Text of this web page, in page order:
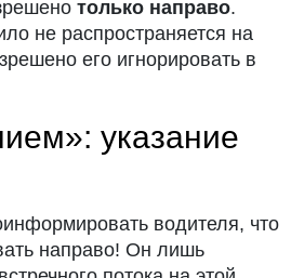
только направо.
не распространяется на
его игнорировать в
указание
водителя, что
направо! Он лишь